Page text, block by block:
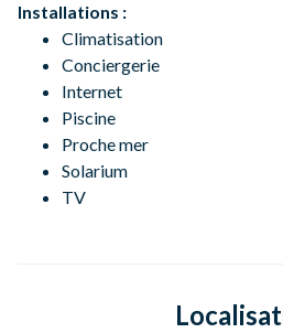
Installations :
Climatisation
Conciergerie
Internet
Piscine
Proche mer
Solarium
TV